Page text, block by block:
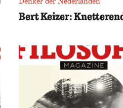
Bert Keizer: